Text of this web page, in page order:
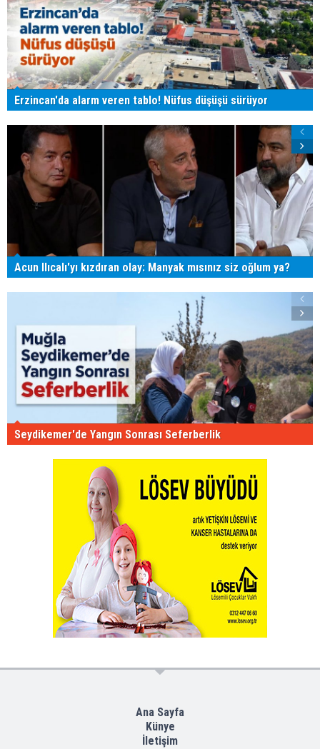
Erzincan'da alarm veren tablo! Nüfus düşüşü sürüyor
Acun Ilıcalı'yı kızdıran olay: Manyak mısınız siz oğlum ya?
Seydikemer'de Yangın Sonrası Seferberlik
Ana Sayfa
Künye
İletişim